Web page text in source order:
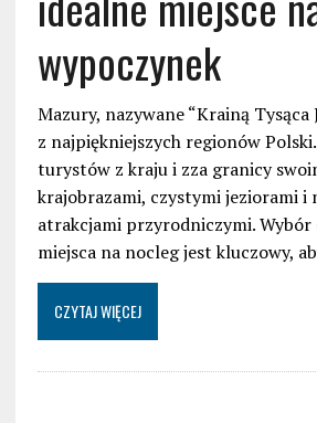
wypoczynek
Mazury, nazywane “Krainą Tysąca
z najpiękniejszych regionów
turystów z kraju i zza granicy
krajobrazami, czystymi jeziorami i
atrakcjami przyrodniczymi. Wybór
miejsca na nocleg jest kluczowy,
CZYTAJ WIĘCEJ